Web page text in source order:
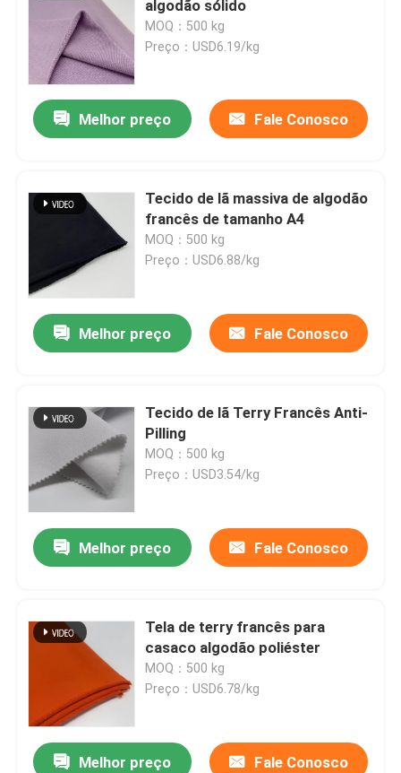
algodão sólido
MOQ：500 kg
Preço：USD6.19/kg
Melhor preço Fale Conosco
Tecido de lã massiva de algodão
francês de tamanho A4
MOQ：500 kg
Preço：USD6.88/kg
Melhor preço Fale Conosco
Tecido de lã Terry Francês Anti-
Pilling
MOQ：500 kg
Preço：USD3.54/kg
Melhor preço Fale Conosco
Tela de terry francês para
casaco algodão poliéster
MOQ：500 kg
Preço：USD6.78/kg
Melhor preço Fale Conosco